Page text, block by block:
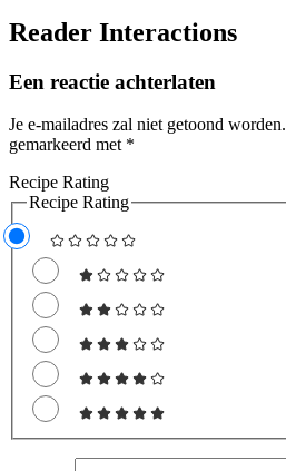
Reader Interactions
Een reactie achterlaten
Je e-mailadres zal niet getoond worden.
gemarkeerd met *
Recipe Rating
Recipe Rating